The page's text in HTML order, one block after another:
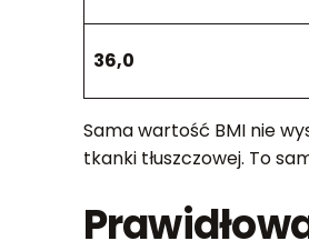
36,0
Sama wartość BMI nie
tkanki tłuszczowej. To